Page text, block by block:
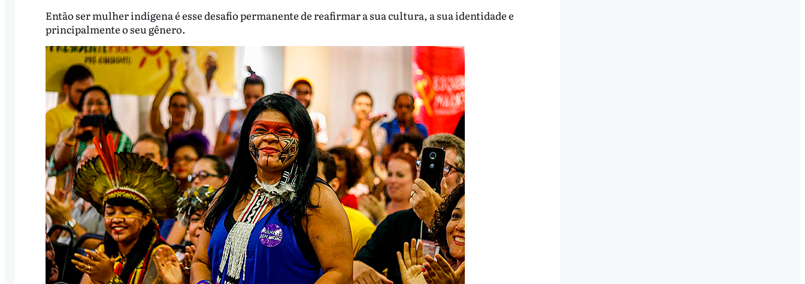
Então ser mulher indígena é esse desafio permanente de reafirmar a sua cultura, a sua identidade e
principalmente o seu gênero.